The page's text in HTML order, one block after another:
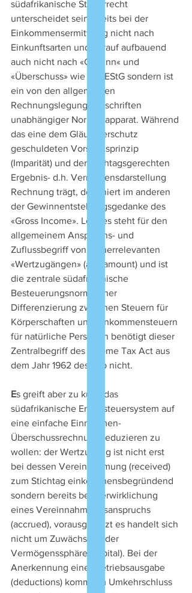
südafrikanische Steuerrecht
unterscheidet seinerseits bei der
Einkommensermittlung nicht nach
Einkunftsarten und darauf aufbauend
auch nicht nach «Gewinn« und
«Überschuss» wie das EStG sondern ist
ein von den allgemeinen
Rechnungslegungsvorschriften
unabhängiger Normenapparat. Während
das eine dem Gläubigerschutz
geschuldeten Vorsichtsprinzip
(Imparität) und der stichtagsgerechten
Ergebnis- d.h. Vermögensdarstellung
Rechnung trägt, dominiert im anderen
der Gewinnentstehungsgedanke des
«Gross Income». Letztes steht für den
allgemeinem Anspruchs- und
Zuflussbegriff von steuerrelevanten
«Wertzugängen» (any amount) und ist
die zentrale südafrikanische
Besteuerungsnorm: einer
Differenzierung zwischen Steuern für
Körperschaften und Einkommensteuern
für natürliche Personen benötigt dieser
Zentralbegriff des Income Tax Act aus
dem Jahr 1962 deshalb nicht.
Es greift aber zu kurz, das
südafrikanische Ertragsteuersystem auf
eine einfache Einnahmen-
Überschussrechnung reduzieren zu
wollen: der Wertzugang ist nicht erst
bei dessen Vereinnahmung (received)
zum Stichtag einkommensbegründend
sondern bereits bei Verwirklichung
eines Vereinnahmungsanspruchs
(accrued), vorausgesetzt es handelt sich
nicht um Zuwächse in der
Vermögenssphäre (capital). Bei der
Anerkennung einer Betriebsausgabe
(deductions) kommt im Umkehrschluss